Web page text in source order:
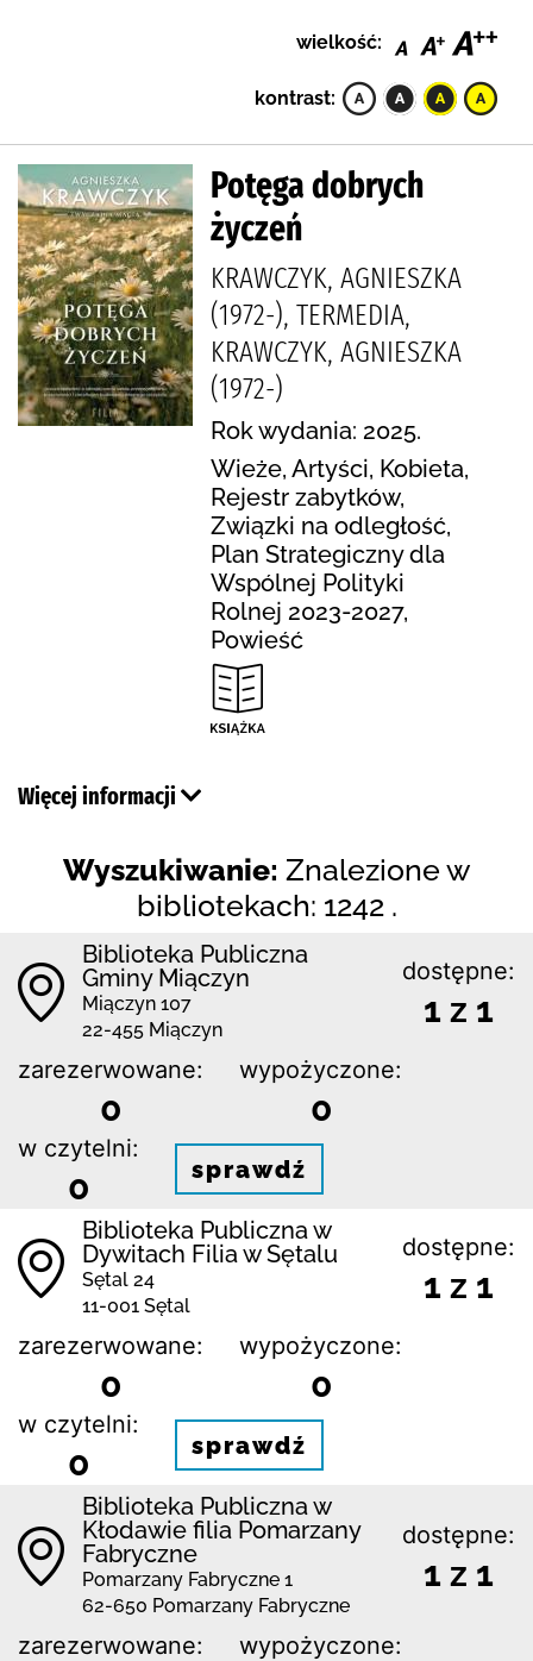
wielkość:
kontrast:
Potęga dobrych
życzeń
KRAWCZYK, AGNIESZKA
(1972-), TERMEDIA,
KRAWCZYK, AGNIESZKA
(1972-)
Rok wydania: 2025.
Wieże, Artyści, Kobieta,
Rejestr zabytków,
Związki na odległość,
Plan Strategiczny dla
Wspólnej Polityki
Rolnej 2023-2027,
Powieść
Więcej informacji
Wyszukiwanie: Znalezione w
bibliotekach: 1242 .
Biblioteka Publiczna
Gminy Miączyn
Miączyn 107
22-455 Miączyn
dostępne:
1 z 1
zarezerwowane:
0
wypożyczone:
0
w czytelni:
0 sprawdź
Biblioteka Publiczna w
Dywitach Filia w Sętalu
Sętal 24
11-001 Sętal
dostępne:
1 z 1
zarezerwowane:
0
wypożyczone:
0
w czytelni:
0 sprawdź
Biblioteka Publiczna w
Kłodawie filia Pomarzany
Fabryczne
Pomarzany Fabryczne 1
62-650 Pomarzany Fabryczne
dostępne:
1 z 1
zarezerwowane: wypożyczone: